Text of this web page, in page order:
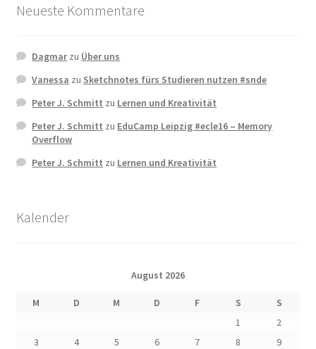
Neueste Kommentare
Dagmarzu Über uns
Vanessa zu Sketchnotes fürs Studieren nutzen #snde
Peter J. Schmitt zu Lernen und Kreativität
Peter J. Schmitt zu EduCamp Leipzig #ecle16 – Memory
Overflow
Peter J. Schmitt zu Lernen und Kreativität
Kalender
August 2026
M D M D F S
S
1
2
3
4 5 6 7 8
9